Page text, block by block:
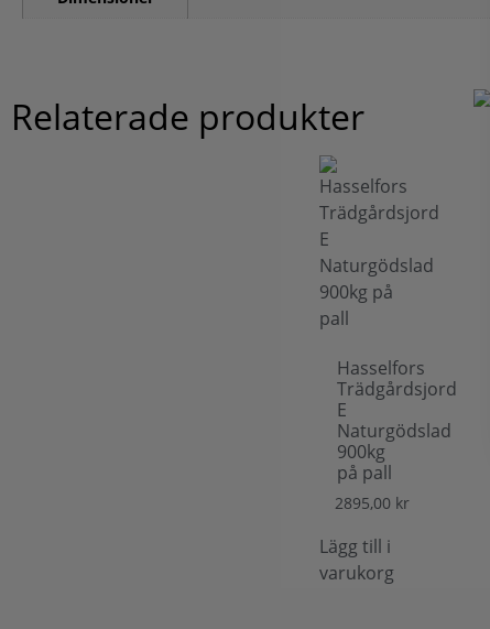
Relaterade produkter
Hasselfors
Trädgårdsjord
E
Naturgödslad
900kg
på pall
2895,00 kr
Lägg till i
varukorg